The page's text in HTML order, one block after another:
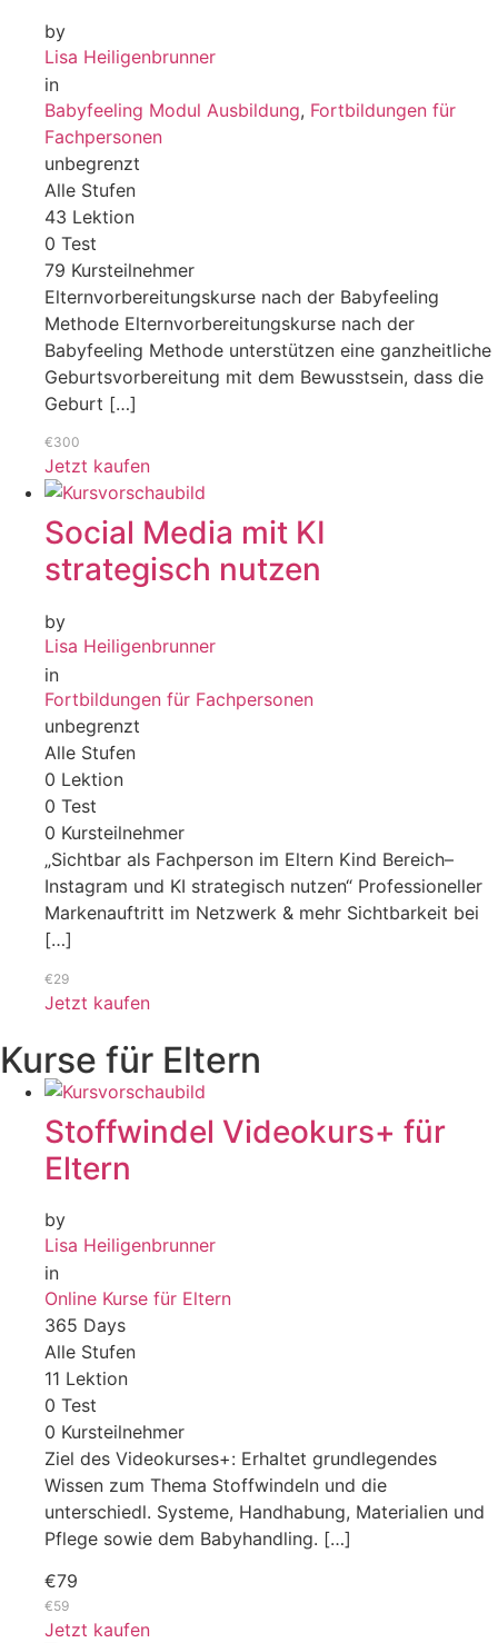
by
Lisa Heiligenbrunner
in
Babyfeeling Modul Ausbildung, Fortbildungen für
Fachpersonen
unbegrenzt
Alle Stufen
43 Lektion
0 Test
79 Kursteilnehmer
Elternvorbereitungskurse nach der Babyfeeling
Methode Elternvorbereitungskurse nach der
Babyfeeling Methode unterstützen eine ganzheitliche
Geburtsvorbereitung mit dem Bewusstsein, dass die
Geburt […]
€300
Jetzt kaufen
Social Media mit KI
strategisch nutzen
by
Lisa Heiligenbrunner
in
Fortbildungen für Fachpersonen
unbegrenzt
Alle Stufen
0 Lektion
0 Test
0 Kursteilnehmer
„Sichtbar als Fachperson im Eltern Kind Bereich–
Instagram und KI strategisch nutzen“ Professioneller
Markenauftritt im Netzwerk & mehr Sichtbarkeit bei
[…]
€29
Jetzt kaufen
Kurse für Eltern
Stoffwindel Videokurs+ für
Eltern
by
Lisa Heiligenbrunner
in
Online Kurse für Eltern
365 Days
Alle Stufen
11 Lektion
0 Test
0 Kursteilnehmer
Ziel des Videokurses+: Erhaltet grundlegendes
Wissen zum Thema Stoffwindeln und die
unterschiedl. Systeme, Handhabung, Materialien und
Pflege sowie dem Babyhandling. […]
€79
€59
Jetzt kaufen